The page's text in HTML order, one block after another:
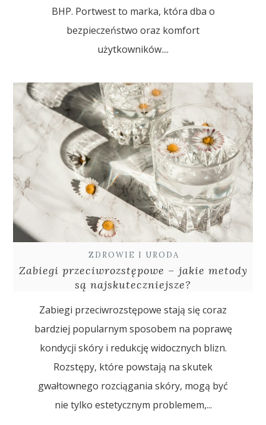
BHP. Portwest to marka, która dba o
bezpieczeństwo oraz komfort
użytkowników....
ZDROWIE I URODA
Zabiegi przeciwrozstępowe – jakie metody
są najskuteczniejsze?
Zabiegi przeciwrozstępowe stają się coraz
bardziej popularnym sposobem na poprawę
kondycji skóry i redukcję widocznych blizn.
Rozstępy, które powstają na skutek
gwałtownego rozciągania skóry, mogą być
nie tylko estetycznym problemem,...